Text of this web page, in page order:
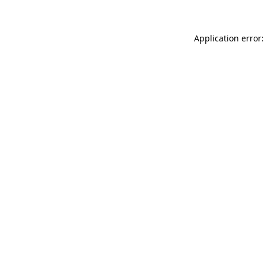
Application